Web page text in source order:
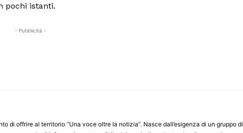
pochi istanti.
- Pubblicità -
di offrire al territorio “Una voce oltre la notizia”. Nasce dall’esigenza di un gruppo di